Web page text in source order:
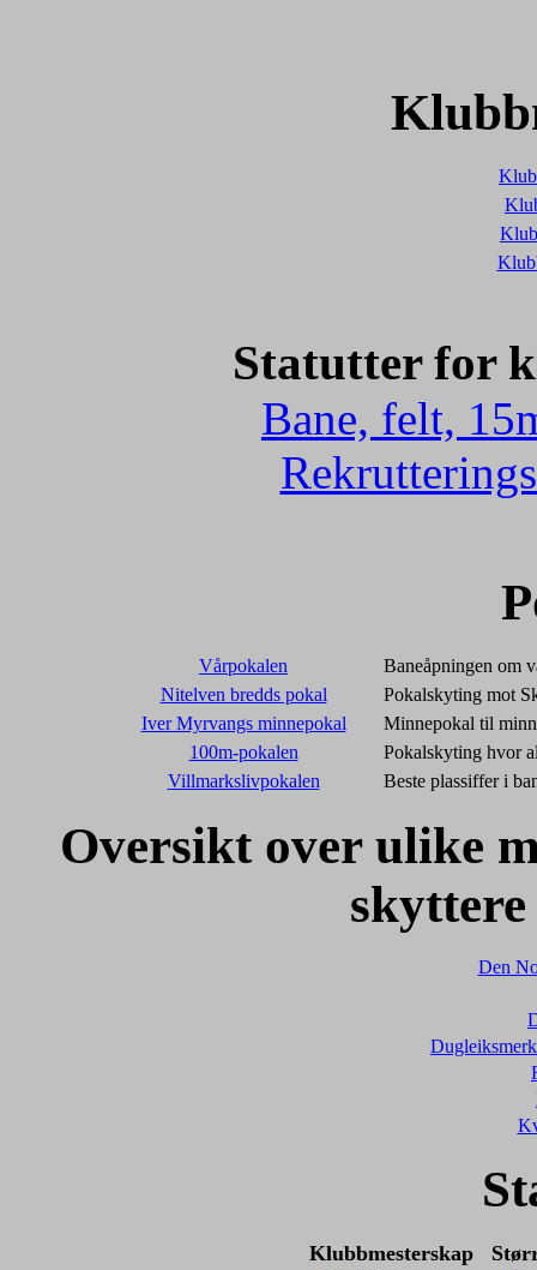
Statutter for
Bane, felt,
Vårpokalen
Baneåpningen om
Nitelven bredds pokal
Pokalskyting mot
Iver Myrvangs minnepokal
Minnepokal til
100m-pokalen
Pokalskyting hvor
Villmarkslivpokalen
Beste plassiffer i
Oversikt over ulike
Den
Klubbmesterskap